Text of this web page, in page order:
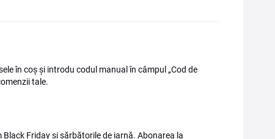
în coș și introdu codul manual în câmpul „Cod de
tale.
Friday și sărbătorile de iarnă. Abonarea la